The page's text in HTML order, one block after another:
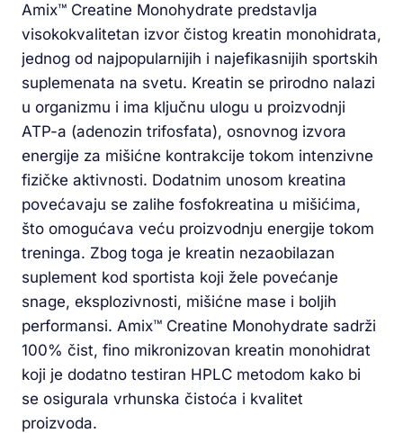
Amix™ Creatine Monohydrate predstavlja
visokokvalitetan izvor čistog kreatin monohidrata,
jednog od najpopularnijih i najefikasnijih sportskih
suplemenata na svetu. Kreatin se prirodno nalazi
u organizmu i ima ključnu ulogu u proizvodnji
ATP-a (adenozin trifosfata), osnovnog izvora
energije za mišićne kontrakcije tokom intenzivne
fizičke aktivnosti. Dodatnim unosom kreatina
povećavaju se zalihe fosfokreatina u mišićima,
što omogućava veću proizvodnju energije tokom
treninga. Zbog toga je kreatin nezaobilazan
suplement kod sportista koji žele povećanje
snage, eksplozivnosti, mišićne mase i boljih
performansi. Amix™ Creatine Monohydrate sadrži
100% čist, fino mikronizovan kreatin monohidrat
koji je dodatno testiran HPLC metodom kako bi
se osigurala vrhunska čistoća i kvalitet
proizvoda.